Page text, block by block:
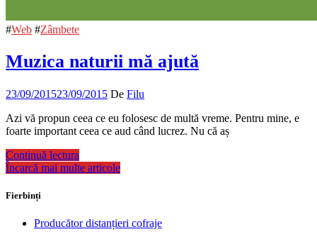
#Web #Zâmbete
Muzica naturii mă ajută
23/09/201523/09/2015 De Filu
Azi vă propun ceea ce eu folosesc de multă vreme. Pentru mine, e
foarte important ceea ce aud când lucrez. Nu că aș
Continuă lectura
Încarcă mai multe articole
Fierbinți
Producător distanțieri cofraje